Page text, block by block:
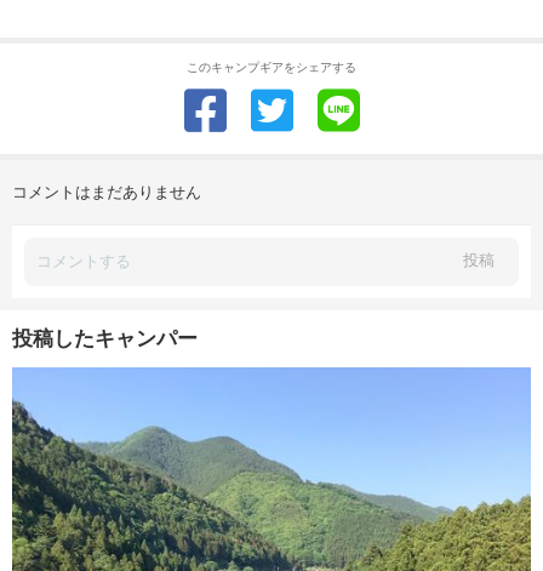
このキャンプギアをシェアする
コメントはまだありません
投稿
投稿したキャンパー